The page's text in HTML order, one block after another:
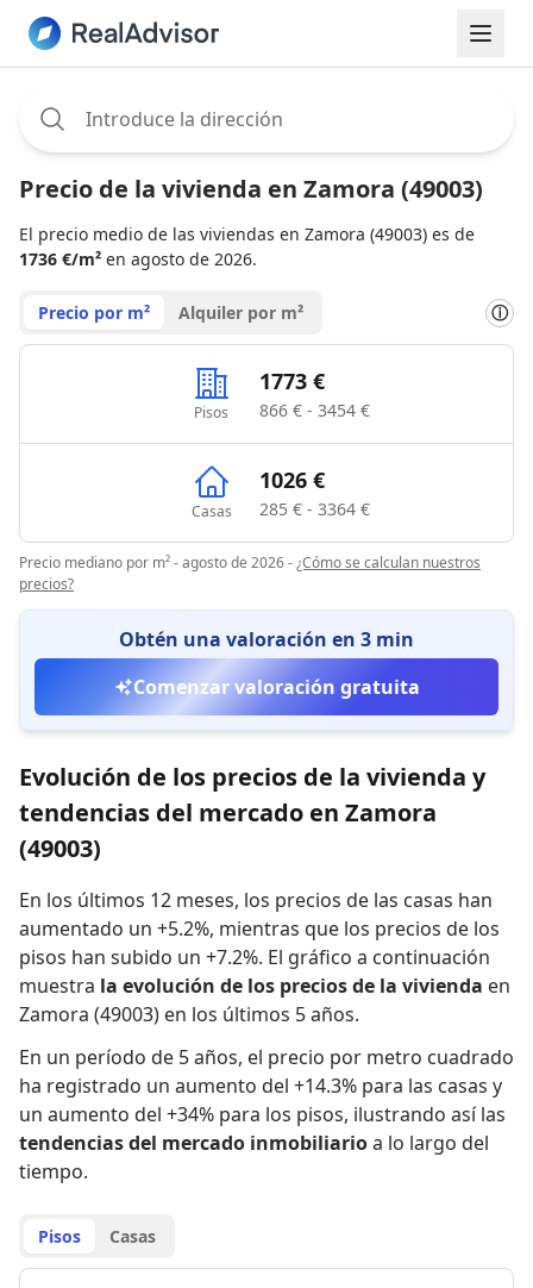
Precio de la vivienda en Zamora (49003)
El precio medio de las viviendas en Zamora (49003) es de
1736 €/m² en agosto de 2026.
Precio por m² Alquiler por m² ⓘ
Pisos
1773 €
866 € - 3454 €
Casas
1026 €
285 € - 3364 €
Precio mediano por m² - agosto de 2026-¿Cómo se calculan nuestros
precios?
Obtén una valoración en 3 min
Comenzar valoración gratuita
Evolución de los precios de la vivienda y
tendencias del mercado en Zamora
(49003)
En los últimos 12 meses, los precios de las casas han
aumentado un +5.2%, mientras que los precios de los
pisos han subido un +7.2%. El gráfico a continuación
muestra la evolución de los precios de la vivienda en
Zamora (49003) en los últimos 5 años.
En un período de 5 años, el precio por metro cuadrado
ha registrado un aumento del +14.3% para las casas y
un aumento del +34% para los pisos, ilustrando así las
tendencias del mercado inmobiliarioa lo largo del
tiempo.
Pisos Casas